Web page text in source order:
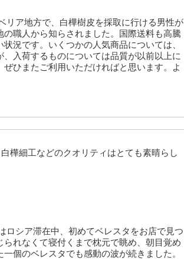
リア地方で、白樺樹皮を採取に行ける男性が
職人から知らされました。国際送料も高騰
況です。いくつかの人気商品については、
入荷するものについては品質が以前以上に
ひまたご利用いただければと思います。よ
樺細工などのクオリティはとても素晴らし
ロシア滞在中、初めてベレスタをお店で見つ
れなくて寝付くまで枕元で眺め、朝目覚め
個のベレスタでも感動の波が続きました。